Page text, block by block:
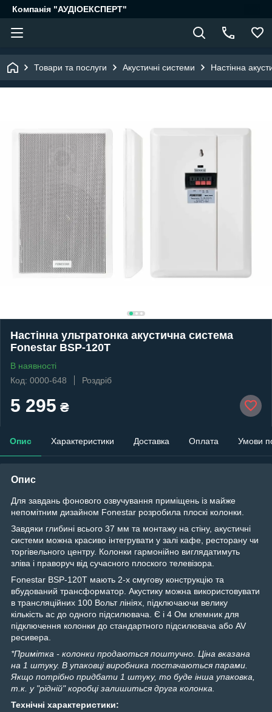
Компанія "АУДІОЕКСПЕРТ"
Товари та послуги Акустичні системи Настінна
Настінна ультратонка акустична система
Fonestar BSP-120T
В наявності
Код: 0000-648
Роздріб
5 295 ₴
Опис Характеристики Доставка Оплата Умови
Опис
Для завдань фонового озвучування приміщень із майже
непомітним дизайном Fonestar розробила плоскі колонки.
Завдяки глибині всього 37 мм та монтажу на стіну, акустичні
системи можна красиво інтегрувати у залі кафе, ресторану чи
торгівельного центру. Колонки гармонійно виглядатимуть
зліва і праворуч від сучасного плоского телевізора.
Fonestar BSP-120T мають 2-х смугову конструкцію та
вбудований трансформатор. Акустику можна використовувати
в трансляційних 100 Вольт лініях, підключаючи велику
кількість ас до одного підсилювача. Є і 4 Ом клемник для
підключення колонки до стандартного підсилювача або AV
ресивера.
*Примітка - колонки продаються поштучно. Ціна вказана
на 1 штуку. В упаковці виробника постачаються парами.
Якщо потрібно придбати 1 штуку, то буде інша упаковка,
т.к. у "рідній" коробці залишиться друга колонка.
Технічні характеристики: